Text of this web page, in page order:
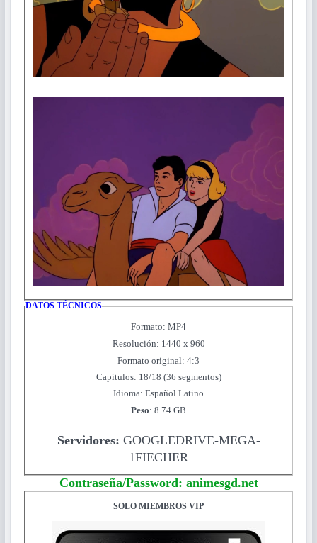
DATOS TÉCNICOS
Formato: MP4
Resolución: 1440 x 960
Formato original: 4:3
Capítulos: 18/18 (36 segmentos)
Idioma: Español Latino
Peso: 8.74 GB
Servidores: GOOGLEDRIVE-MEGA-
1FIECHER
Contraseña/Password: animesgd.net
SOLO MIEMBROS VIP